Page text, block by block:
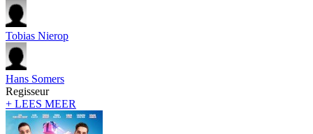
Tobias Nierop
Hans Somers
Regisseur
+ LEES MEER